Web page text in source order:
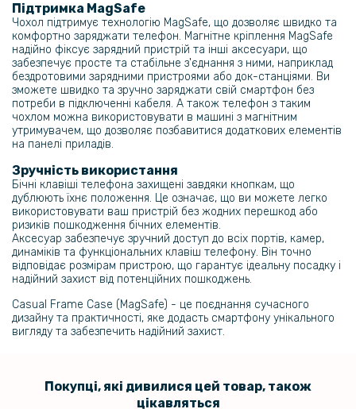
Підтримка MagSafe
Чохол підтримує технологію MagSafe, що дозволяє швидко та
комфортно заряджати телефон. Магнітне кріплення MagSafe
надійно фіксує зарядний пристрій та інші аксесуари, що
забезпечує просте та стабільне з'єднання з ними, наприклад
бездротовими зарядними пристроями або док-станціями. Ви
зможете швидко та зручно заряджати свій смартфон без
потреби в підключенні кабеля. А також телефон з таким
чохлом можна використовувати в машині з магнітним
утримувачем, що дозволяє позбавитися додаткових елементів
на панелі приладів.
Зручність використання
Бічні клавіші телефона захищені завдяки кнопкам, що
дублюють їхнє положення. Це означає, що ви можете легко
використовувати ваш пристрій без жодних перешкод або
ризиків пошкодження бічних елементів.
Аксесуар забезпечує зручний доступ до всіх портів, камер,
динаміків та функціональних клавіш телефону. Він точно
відповідає розмірам пристрою, що гарантує ідеальну посадку і
надійний захист від потенційних пошкоджень.
Casual Frame Case (MagSafe) - це поєднання сучасного
дизайну та практичності, яке додасть смартфону унікального
вигляду та забезпечить надійний захист.
Покупці, які дивилися цей товар, також
цікавляться